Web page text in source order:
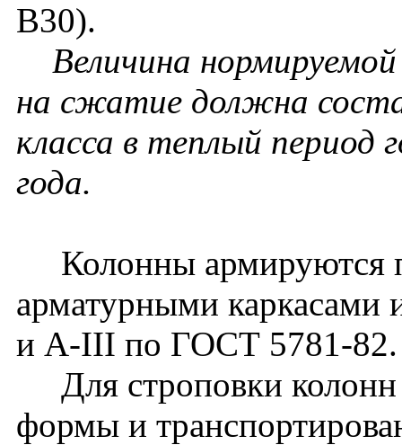
В30).
Величина
на сжатие должна
класса в теплый период
года.
Колонны армируются
арматурными каркасами
и A-III по ГОСТ 5781-82.
Для строповки колонн
формы и